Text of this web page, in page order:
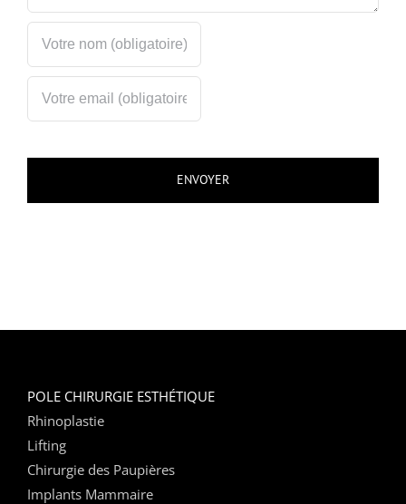
POLE CHIRURGIE ESTHÉTIQUE
Rhinoplastie
Lifting
Chirurgie des Paupières
Implants Mammaire